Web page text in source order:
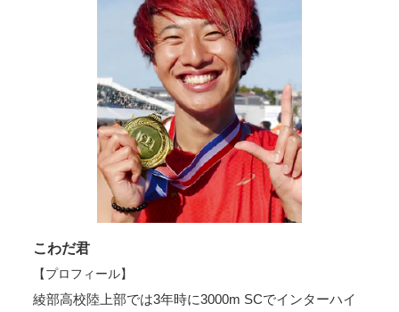
こわだ君
【プロフィール】
綾部高校陸上部では3年時に3000m SCでインターハイ